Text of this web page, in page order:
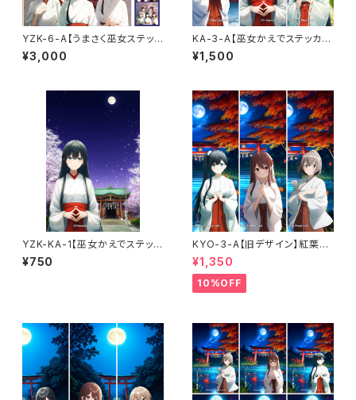
YZK-6-A【うまさく巫女ステッカ
ー】夜桜〈新緑と巡光の六守〉
（利用コード6ヶ月付き）
¥3,000
KA-3-A【巫女かえでステッカ
ー】春巡三章セット〈新年・夜桜・
初夏〉（利用コード3ヶ月付き）
¥1,500
YZK-KA-1【巫女かえでステッカ
ー】 夜桜の章〈月光ver.〉（利用
コード1ヶ月付き）
¥750
KYO-3-A【旧デザイン】紅葉セ
ットA〈湖面ver.〉かえで・さくら・
みずき（利用コード3ヶ月付き）
¥1,350
10%OFF